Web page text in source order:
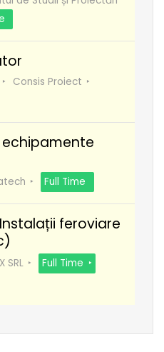
Consis Proiect
Full Time
feroviare
SRL
Full Time